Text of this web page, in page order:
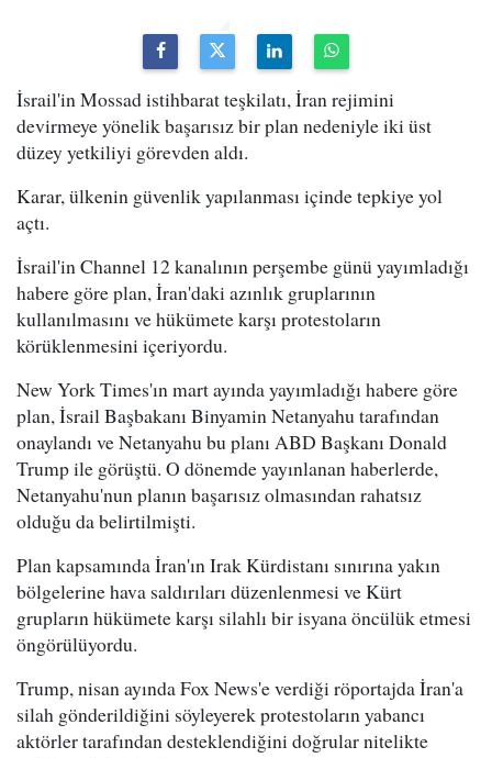
İsrail'in Mossad istihbarat teşkilatı, İran rejimini
devirmeye yönelik başarısız bir plan nedeniyle iki üst
düzey yetkiliyi görevden aldı.
Karar, ülkenin güvenlik yapılanması içinde tepkiye yol
açtı.
İsrail'in Channel 12 kanalının perşembe günü yayımladığı
habere göre plan, İran'daki azınlık gruplarının
kullanılmasını ve hükümete karşı protestoların
körüklenmesini içeriyordu.
New York Times'ın mart ayında yayımladığı habere göre
plan, İsrail Başbakanı Binyamin Netanyahu tarafından
onaylandı ve Netanyahu bu planı ABD Başkanı Donald
Trump ile görüştü. O dönemde yayınlanan haberlerde,
Netanyahu'nun planın başarısız olmasından rahatsız
olduğu da belirtilmişti.
Plan kapsamında İran'ın Irak Kürdistanı sınırına yakın
bölgelerine hava saldırıları düzenlenmesi ve Kürt
grupların hükümete karşı silahlı bir isyana öncülük etmesi
öngörülüyordu.
Trump, nisan ayında Fox News'e verdiği röportajda İran'a
silah gönderildiğini söyleyerek protestoların yabancı
aktörler tarafından desteklendiğini doğrular nitelikte